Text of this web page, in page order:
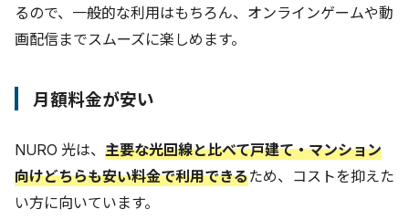
るので、一般的な利用はもちろん、オンラインゲームや動
画配信までスムーズに楽しめます。
月額料金が安い
NURO 光は、 主要な光回線と比べて戸建て・マンション
向けどちらも安い料金で利用できるため、コストを抑えた
い方に向いています。